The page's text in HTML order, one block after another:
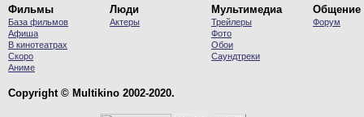
Фильмы
База фильмов
Афиша
В кинотеатрах
Скоро
Аниме
Люди
Актеры
Мультимедиа
Трейлеры
Фото
Обои
Саундтреки
Общение
Форум
Copyright © Multikino 2002-2020.